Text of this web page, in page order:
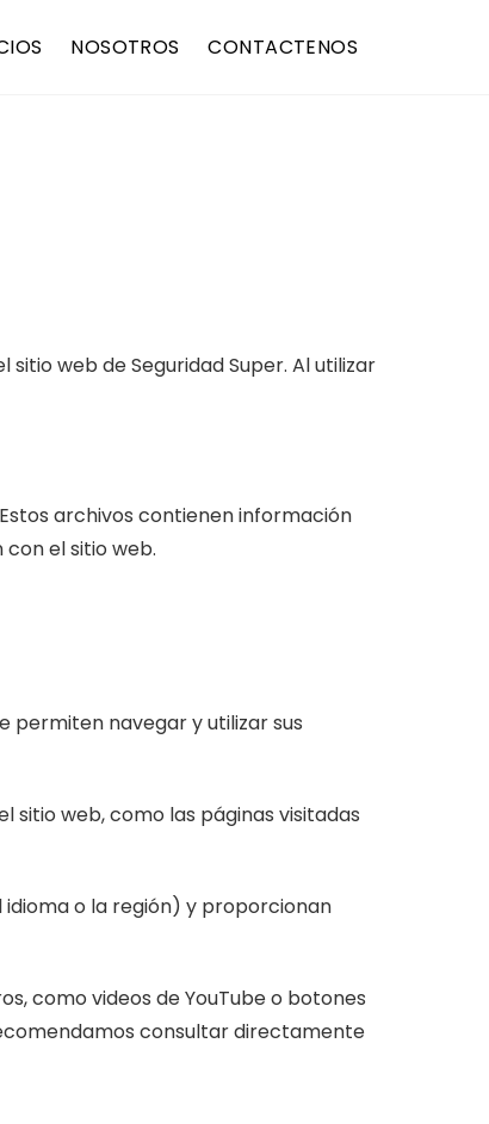
NOSOTROS CONTACTENOS
web de Seguridad Super. Al utilizar
archivos contienen información
el sitio web.
permiten navegar y utilizar sus
sitio web, como las páginas visitadas
o la región) y proporcionan
como videos de YouTube o botones
consultar directamente